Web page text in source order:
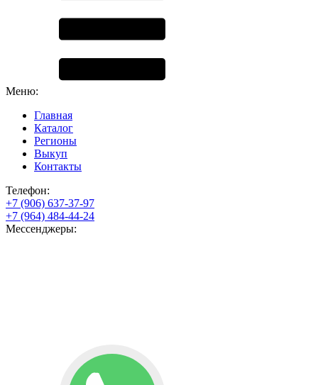
Меню:
Главная
Каталог
Регионы
Выкуп
Контакты
Телефон:
+7 (906) 637-37-97
+7 (964) 484-44-24
Мессенджеры: